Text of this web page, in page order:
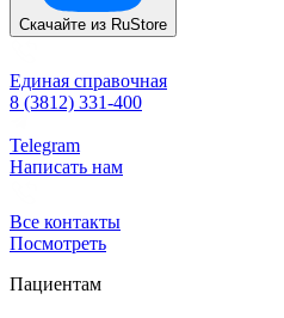
Скачайте из RuStore
Единая справочная
8 (3812) 331-400
Telegram
Написать нам
Все контакты
Посмотреть
Пациентам